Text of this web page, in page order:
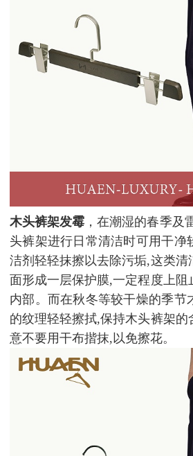
木头裤架发霉 ，在潮湿的春季及
头裤架进行日常清洁时可用干净
洁剂轻轻抹擦以去除污垢,这类清
面形成一层保护膜,一定程度上阻
内部。而在秋冬等较干燥的季节
的纹理轻轻擦拭,保持木头裤架的
意不要用干布揩抹,以免擦花。